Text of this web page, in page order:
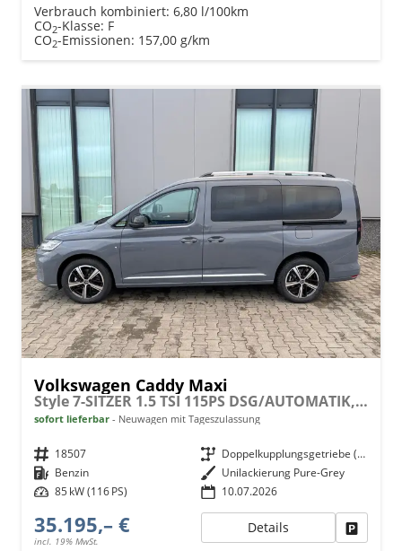
Verbrauch kombiniert: 6,80 l/100km
CO2-Klasse: F
CO2-Emissionen: 157,00 g/km
Volkswagen Caddy Maxi
Style 7-SITZER 1.5 TSI 115PS DSG/AUTOMATIK, PURE-GREY, 17" Alu/Ganzjahresreifen, Winterpaket, ACC-Tempomat, Toter-Winkel, ParkAssist, Parksensoren vo/hi, Rückfahrkamera, Radio Ready2Discover 10" + Wireless AppConnect, Climatronic, Abgedunkelte Scheiben
sofort lieferbar Neuwagen mit Tageszulassung
Fahrzeugnr. 18507 Getriebe
Doppelkupplungsgetriebe (DSG)
Kraftstoff Benzin Außenfarbe Unilackierung Pure-Grey
Leistung 85 kW (116 PS) 10.07.2026
35.195,– €
incl. 19% MwSt.
Details